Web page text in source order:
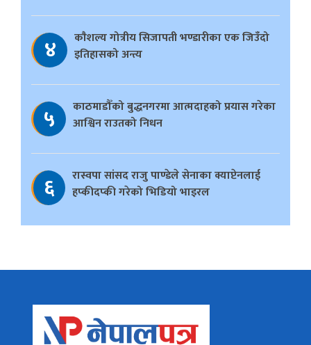
४
काैशल्य गोत्रीय सिजापती भण्डारीका एक जिउँदो
इतिहासको अन्त्य
५
काठमाडौँको बुद्धनगरमा आत्मदाहको प्रयास गरेका
आश्विन राउतको निधन
६
रास्वपा सांसद राजु पाण्डेले सेनाका क्याप्टेनलाई
हप्कीदप्की गरेको भिडियो भाइरल